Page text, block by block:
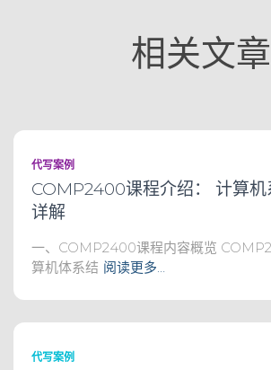
相关文章
代写案例
COMP2400课程介绍： 计算机
详解
一、COMP2400课程内容概览
算机体系结 阅读更多…
代写案例